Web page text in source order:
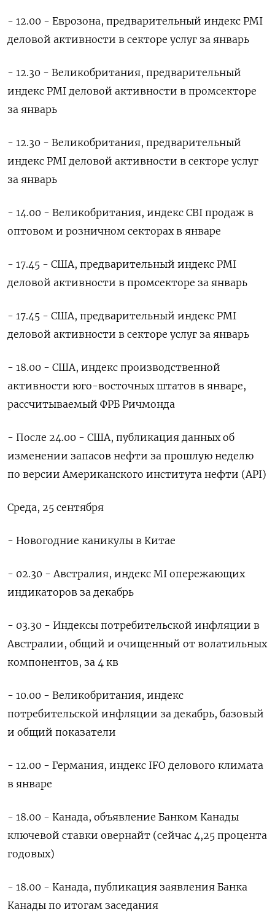
- 12.00 - Еврозона, предварительный индекс PMI
деловой активности в секторе услуг за январь
- 12.30 - Великобритания, предварительный
индекс PMI деловой активности в промсекторе
за январь
- 12.30 - Великобритания, предварительный
индекс PMI деловой активности в секторе услуг
за январь
- 14.00 - Великобритания, индекс CBI продаж в
оптовом и розничном секторах в январе
- 17.45 - США, предварительный индекс PMI
деловой активности в промсекторе за январь
- 17.45 - США, предварительный индекс PMI
деловой активности в секторе услуг за январь
- 18.00 - США, индекс производственной
активности юго-восточных штатов в январе,
рассчитываемый ФРБ Ричмонда
- После 24.00 - США, публикация данных об
изменении запасов нефти за прошлую неделю
по версии Американского института нефти (API)
Среда, 25 сентября
- Новогодние каникулы в Китае
- 02.30 - Австралия, индекс MI опережающих
индикаторов за декабрь
- 03.30 - Индексы потребительской инфляции в
Австралии, общий и очищенный от волатильных
компонентов, за 4 кв
- 10.00 - Великобритания, индекс
потребительской инфляции за декабрь, базовый
и общий показатели
- 12.00 - Германия, индекс IFO делового климата
в январе
- 18.00 - Канада, объявление Банком Канады
ключевой ставки овернайт (сейчас 4,25 процента
годовых)
- 18.00 - Канада, публикация заявления Банка
Канады по итогам заседания